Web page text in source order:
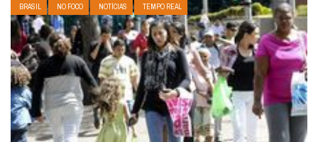
BRASIL NO FOCO NOTÍCIAS TEMPO REAL